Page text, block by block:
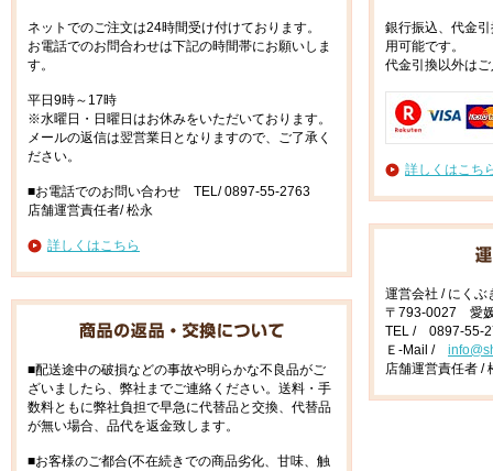
ネットでのご注文は24時間受け付けております。
お電話でのお問合わせは下記の時間帯にお願いしま
す。
平日9時～17時
※水曜日・日曜日はお休みをいただいております。
メールの返信は翌営業日となりますので、ご了承く
ださい。
■お電話でのお問い合わせ TEL/ 0897-55-2763
店舗運営責任者/ 松永
詳しくはこちら
■配送途中の破損などの事故や明らかな不良品がご
ざいましたら、弊社までご連絡ください。送料・手
数料ともに弊社負担で早急に代替品と交換、代替品
が無い場合、品代を返金致します。
■お客様のご都合(不在続きでの商品劣化、甘味、触
銀行振込、代金
用可能です。
代金引換以外は
詳しくはこち
運営会社 / にくぶ
〒793-0027 愛
TEL / 0897-55-
Ｅ-Mail /
店舗運営責任者 /